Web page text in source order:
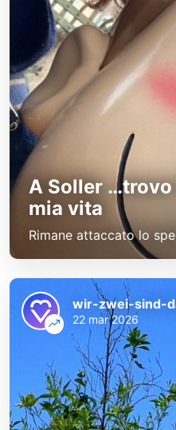
A Soller
mia vita
Rimane attaccato lo
22 mar 2026